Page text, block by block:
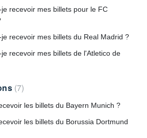
recevoir mes billets pour le FC
recevoir mes billets du Real Madrid ?
recevoir mes billets de l'Atletico de
7
les billets du Bayern Munich ?
les billets du Borussia Dortmund